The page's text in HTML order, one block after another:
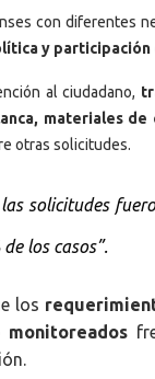
con diferentes
y
al ciudadano,
materiales
otras solicitudes.
las solicitudes
los casos”.
los
monitoreados